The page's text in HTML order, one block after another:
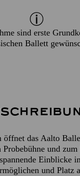
sind erste
Ballett
das Aalto
und
Einblicke
und Platz